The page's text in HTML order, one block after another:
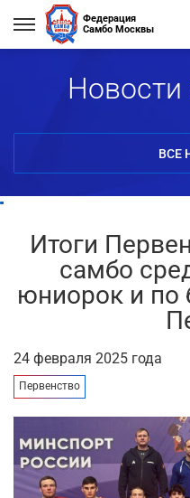
Федерация
Самбо Москвы
ВСЕ
Итоги
самбо
юниорок и по
24 февраля 2025 года
Первенство